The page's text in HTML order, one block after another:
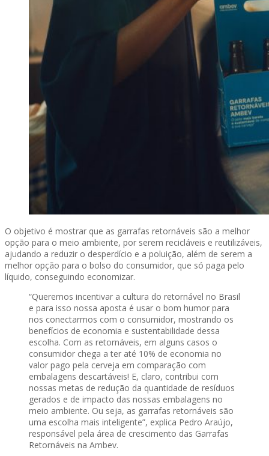
O objetivo é mostrar que as garrafas retornáveis são a melhor
opção para o meio ambiente, por serem recicláveis e reutilizáveis,
ajudando a reduzir o desperdício e a poluição, além de serem a
melhor opção para o bolso do consumidor, que só paga pelo
líquido, conseguindo economizar.
“Queremos incentivar a cultura do retornável no Brasil
e para isso nossa aposta é usar o bom humor para
nos conectarmos com o consumidor, mostrando os
benefícios de economia e sustentabilidade dessa
escolha. Com as retornáveis, em alguns casos o
consumidor chega a ter até 10% de economia no
valor pago pela cerveja em comparação com
embalagens descartáveis! E, claro, contribui com
nossas metas de redução da quantidade de resíduos
gerados e de impacto das nossas embalagens no
meio ambiente. Ou seja, as garrafas retornáveis são
uma escolha mais inteligente”, explica Pedro Araújo,
responsável pela área de crescimento das Garrafas
Retornáveis na Ambev.